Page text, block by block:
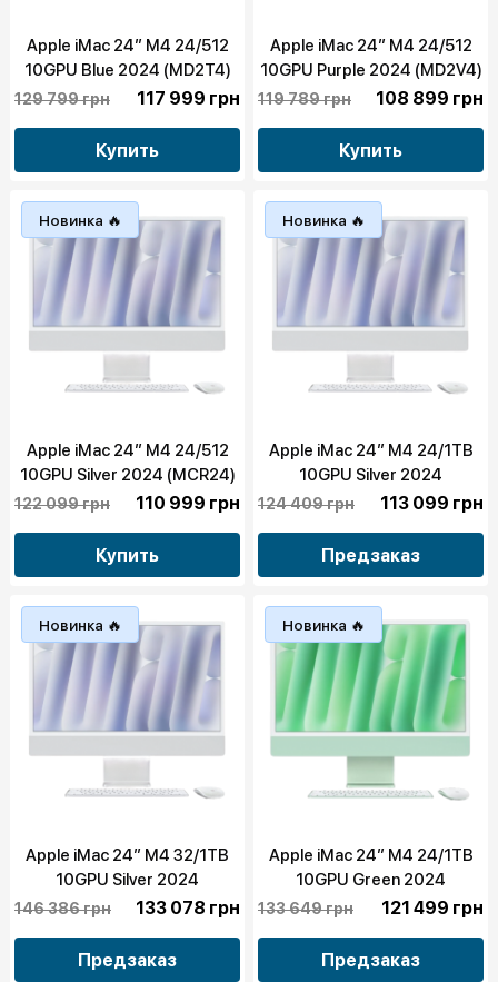
Apple iMac 24” M4 24/512
10GPU Blue 2024 (MD2T4)
129 799 грн 117 999 грн
Купить
Apple iMac 24” M4 24/512
10GPU Purple 2024 (MD2V4)
119 789 грн 108 899 грн
Купить
Новинка 🔥
Apple iMac 24” M4 24/512
10GPU Silver 2024 (MCR24)
122 099 грн 110 999 грн
Купить
Новинка 🔥
Apple iMac 24” M4 24/1TB
10GPU Silver 2024
124 409 грн 113 099 грн
Предзаказ
Новинка 🔥
Apple iMac 24” M4 32/1TB
10GPU Silver 2024
146 386 грн 133 078 грн
Предзаказ
Новинка 🔥
Apple iMac 24” M4 24/1TB
10GPU Green 2024
133 649 грн 121 499 грн
Предзаказ